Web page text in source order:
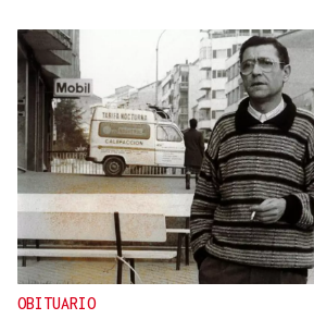
OBITUARIO